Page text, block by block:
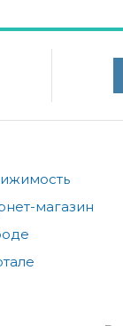
магазин